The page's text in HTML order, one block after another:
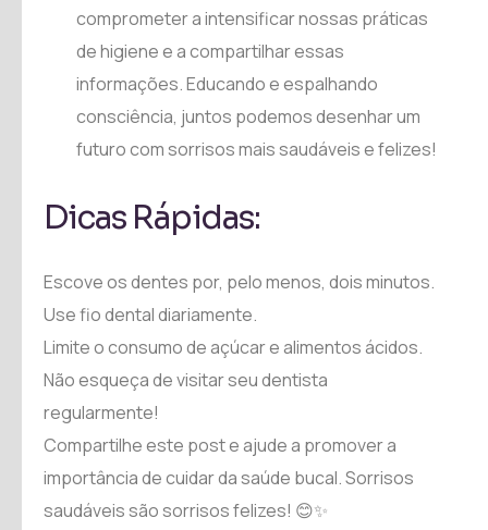
comprometer a intensificar nossas práticas
de higiene e a compartilhar essas
informações. Educando e espalhando
consciência, juntos podemos desenhar um
futuro com sorrisos mais saudáveis e felizes!
Dicas Rápidas:
Escove os dentes por, pelo menos, dois minutos.
Use fio dental diariamente.
Limite o consumo de açúcar e alimentos ácidos.
Não esqueça de visitar seu dentista
regularmente!
Compartilhe este post e ajude a promover a
importância de cuidar da saúde bucal. Sorrisos
saudáveis são sorrisos felizes! 😊✨